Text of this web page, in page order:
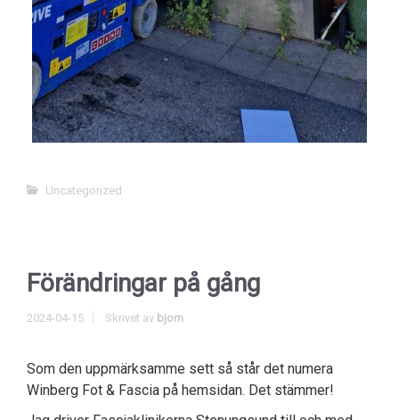
Uncategorized
Förändringar på gång
2024-04-15 Skrivet av bjorn
Som den uppmärksamme sett så står det numera
Winberg Fot & Fascia på hemsidan. Det stämmer!